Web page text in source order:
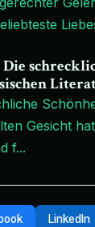
Die
Gesicht
f...
LinkedIn